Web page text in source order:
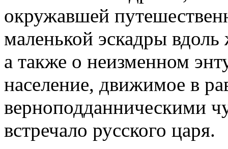
окружавшей
маленькой эскадры
а также о неизменном
население, движимое в
верноподданническими
встречало русского царя.